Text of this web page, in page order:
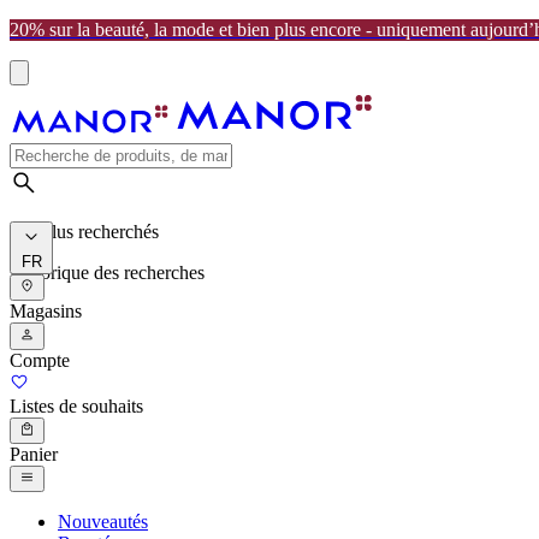
20% sur la beauté, la mode et bien plus encore - uniquement
Les plus recherchés
Historique des recherches
FR
Magasins
Compte
Listes de souhaits
Panier
Nouveautés